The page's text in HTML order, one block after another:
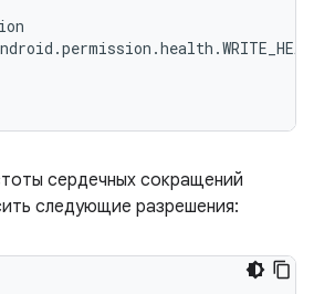
сердечных сокращений
следующие разрешения: